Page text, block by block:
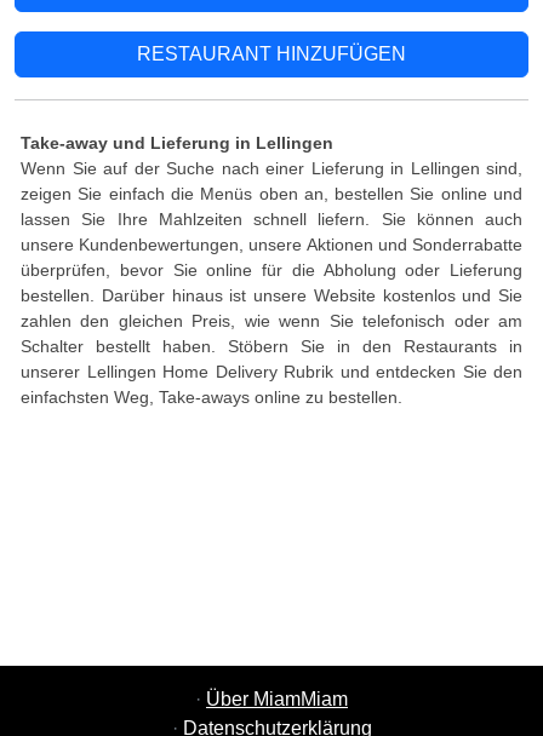
RESTAURANT HINZUFÜGEN
Take-away und Lieferung in Lellingen
Wenn Sie auf der Suche nach einer Lieferung in Lellingen sind,
zeigen Sie einfach die Menüs oben an, bestellen Sie online und
lassen Sie Ihre Mahlzeiten schnell liefern. Sie können auch
unsere Kundenbewertungen, unsere Aktionen und Sonderrabatte
überprüfen, bevor Sie online für die Abholung oder Lieferung
bestellen. Darüber hinaus ist unsere Website kostenlos und Sie
zahlen den gleichen Preis, wie wenn Sie telefonisch oder am
Schalter bestellt haben. Stöbern Sie in den Restaurants in
unserer Lellingen Home Delivery Rubrik und entdecken Sie den
einfachsten Weg, Take-aways online zu bestellen.
· Über MiamMiam
· Datenschutzerklärung